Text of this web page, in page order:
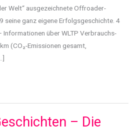
Welt“ ausgezeichnete Offroader-
seine ganz eigene Erfolgsgeschichte. 4
Informationen über WLTP Verbrauchs-
(CO₂-Emissionen gesamt,
– Die